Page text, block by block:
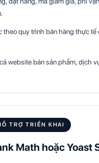
theo quy trình bán hàng thực tế
website bán sản phẩm, dịch
TRỢ TRIỂN KHAI
Math hoặc Yoast